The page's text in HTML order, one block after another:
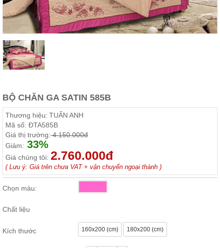
Thất
Phòng
tủ
rượu,
Bàn
trà...
Thất
Phòng
Ngủ
Giường
ngủ, tủ
áo, bàn
trang
điểm
Nội
Thất
Ăn
ghế
BỘ CHĂN GA SATIN 585B
Thương hiệu: TUẤN ANH
Mã số: ĐTA585B
Giá thị trường:4.150.000đ
Giảm: 33%
Giá chúng tôi: 2.760.000đ
( Lưu ý: Giá trên chưa VAT + vận chuyển ngoại thành )
Chọn màu:
Chất liệu
Kích thước 160x200 (cm) 180x200 (cm)